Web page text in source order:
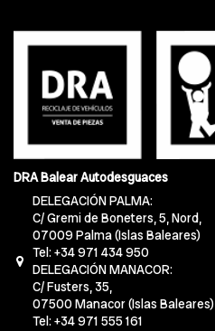
DRA Balear Autodesguaces
DELEGACIÓN PALMA:
C/ Gremi de Boneters, 5, Nord,
07009 Palma (Islas Baleares)
Tel: +34 971 434 950
DELEGACIÓN MANACOR:
C/ Fusters, 35,
07500 Manacor (Islas Baleares)
Tel: +34 971 555 161